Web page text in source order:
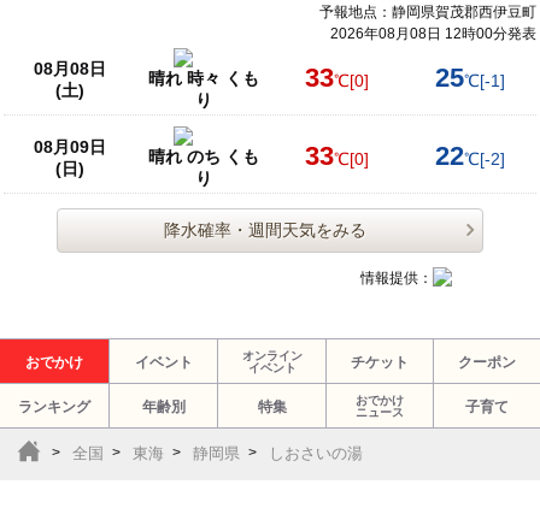
予報地点：静岡県賀茂郡西伊豆町
2026年08月08日 12時00分発表
08月08日
(土)
晴れ 時々 くも
り
33℃[0] 25℃[-1]
08月09日
(日)
晴れ のち くも
り
33℃[0] 22℃[-2]
降水確率・週間天気をみる
情報提供：
おでかけ イベント
オンライン
イベント
チケット クーポン
ランキング 年齢別 特集
おでかけ
ニュース
子育て
全国 東海 静岡県 しおさいの湯